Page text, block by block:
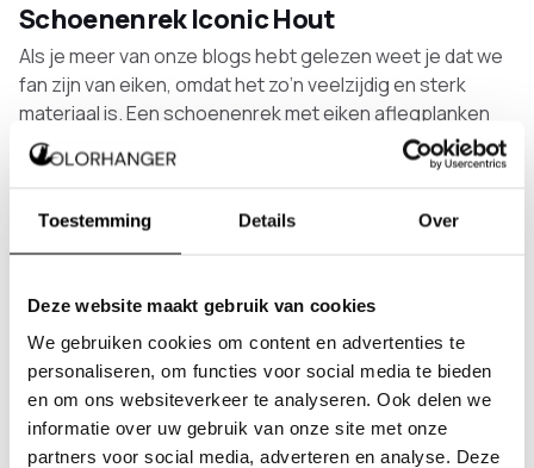
Toestemming Details Over
Deze website maakt gebruik van cookies
We gebruiken cookies om content en advertenties te
personaliseren, om functies voor social media te bieden
en om ons websiteverkeer te analyseren. Ook delen we
informatie over uw gebruik van onze site met onze
partners voor social media, adverteren en analyse. Deze
Schoenenrek Iconic Hout
Als je meer van onze blogs hebt gelezen weet je dat we
fan zijn van eiken, omdat het zo’n veelzijdig en sterk
materiaal is. Een schoenenrek met eiken aflegplanken
mag daarom echt niet ontbreken in ons aanbod. Het rek
zelf is gemaakt van RVS, te krijgen in verschillende
worden aan de muur. De houten delen in de kapstok zijn
gemaakt van massief eikenhout.
Een design schoenenrek bij een design
kapstok
Zoals gezegd combineren wij drie cruciale criteria voor
een schoenenrek in één. Nog een reden om voor een
design schoenenrek te kiezen: hij is te krijgen in precies
dezelfde stijl als onze kapstokken. Een betere